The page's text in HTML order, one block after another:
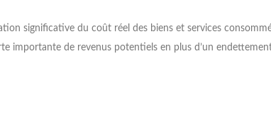
significative du coût réel des biens et services
importante de revenus potentiels en plus d’un